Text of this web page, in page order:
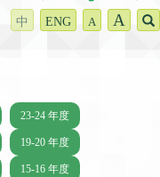
中 ENG A A
23-24 年度
19-20 年度
15-16 年度